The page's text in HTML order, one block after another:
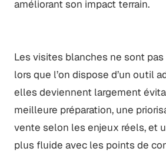
améliorant son impact terrain.
Les visites blanches ne sont
lors que l’on dispose d’un outil
elles deviennent largement
meilleure préparation, une
vente selon les enjeux réels, et
plus fluide avec les points de